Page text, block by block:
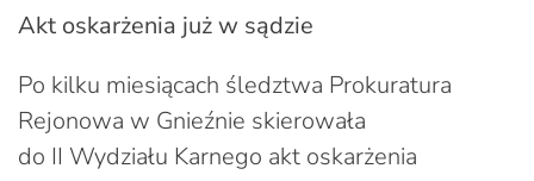
Akt oskarżenia już w sądzie
Po kilku miesiącach śledztwa Prokuratura
Rejonowa w Gnieźnie skierowała
do II Wydziału Karnego akt oskarżenia